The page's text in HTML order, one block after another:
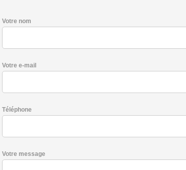
Votre nom
Votre e-mail
Téléphone
Votre message